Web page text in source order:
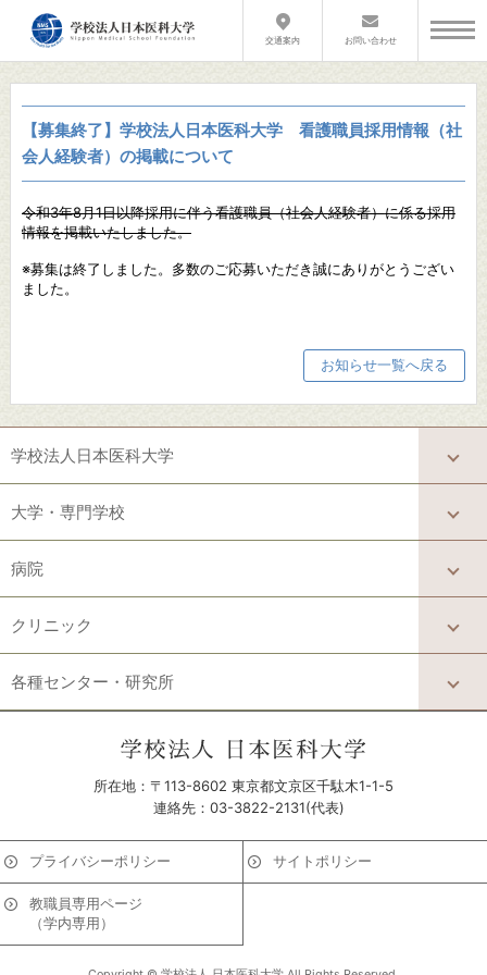
交通案内 お問い合わせ
【募集終了】学校法人日本医科大学 看護職員採用情報（社
会人経験者）の掲載について
令和3年8月1日以降採用に伴う看護職員（社会人経験者）に係る採用
情報を掲載いたしました。
※募集は終了しました。多数のご応募いただき誠にありがとうござい
ました。
お知らせ一覧へ戻る
学校法人日本医科大学
大学・専門学校
病院
クリニック
各種センター・研究所
所在地：〒113-8602 東京都文京区千駄木1-1-5
連絡先：03-3822-2131(代表)
プライバシーポリシー サイトポリシー
教職員専用ページ
（学内専用）